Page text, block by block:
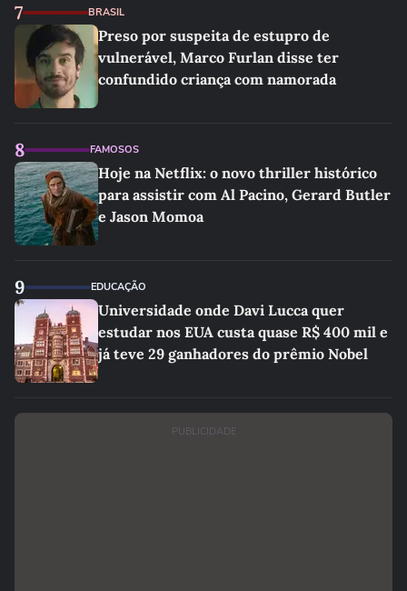
7 BRASIL
Preso por suspeita de estupro de
vulnerável, Marco Furlan disse ter
confundido criança com namorada
8 FAMOSOS
Hoje na Netflix: o novo thriller histórico
para assistir com Al Pacino, Gerard Butler
e Jason Momoa
9 EDUCAÇÃO
Universidade onde Davi Lucca quer
estudar nos EUA custa quase R$ 400 mil e
já teve 29 ganhadores do prêmio Nobel
PUBLICIDADE